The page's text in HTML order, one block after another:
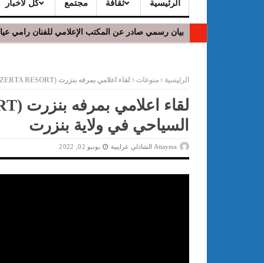
الرئيسية ثقافة مجتمع كل لاخبار
بيان رسمي صادر عن المكتب الإعلامي للفنان رامي
في افتتاح مهرجان بومخلوف الدولي: رؤوف ماهر
الرئيسية منوعات لقاء اعلامي بمرفه بنزرت (BIZERTA RESORT) حول المشهد السياحي في ولاية بنزرت
السياحي في ولاية بنزرت
Attayma الشاذلي عرايبية يونيو 02, 2022